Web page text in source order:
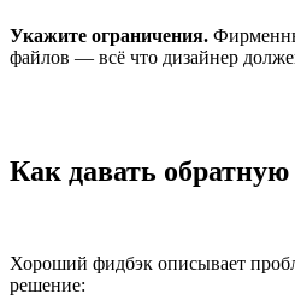
Укажите ограничения.
файлов — всё что дизайнер
Как давать обратную
Хороший фидбэк описывает
решение: